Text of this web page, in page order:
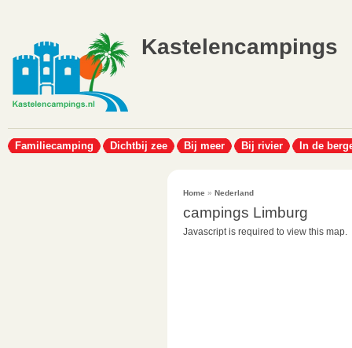
Kastelencampings
Familiecamping Dichtbij zee Bij meer Bij rivier In de
Home » Nederland
campings Limburg
Javascript is required to view this map.